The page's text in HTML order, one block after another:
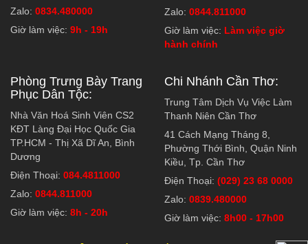
Zalo: 0834.480000
Giờ làm việc: 9h - 19h
Zalo: 0844.811000
Giờ làm việc: Làm việc giờ
hành chính
Phòng Trưng Bày Trang
Phục Dân Tộc:
Nhà Văn Hoá Sinh Viên CS2
KĐT Làng Đại Học Quốc Gia
TP.HCM - Thị Xã Dĩ An, Bình
Dương
Điện Thoại: 084.4811000
Zalo: 0844.811000
Giờ làm việc: 8h - 20h
Chi Nhánh Cần Thơ:
Trung Tâm Dịch Vụ Việc Làm
Thanh Niên Cần Thơ
41 Cách Mạng Tháng 8,
Phường Thới Bình, Quận Ninh
Kiều, Tp. Cần Thơ
Điện Thoại: (029) 23 68 0000
Zalo: 0839.480000
Giờ làm việc: 8h00 - 17h00